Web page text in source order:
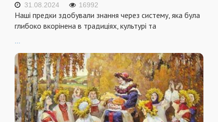
31.08.2024 16992
Наші предки здобували знання через систему, яка була
глибоко вкорінена в традиціях, культурі та